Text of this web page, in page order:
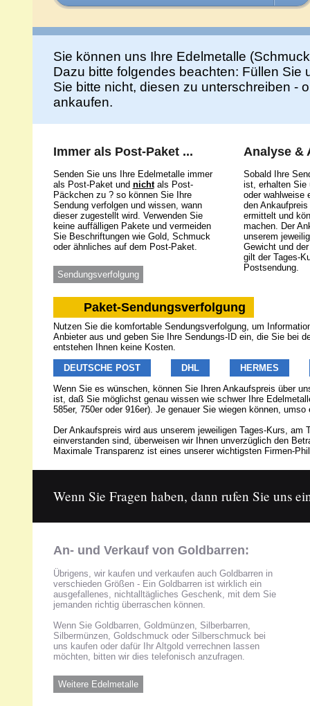
Sie können uns Ihre Edelmetalle
Dazu bitte folgendes beachten: Füllen Sie
Sie bitte nicht, diesen zu unterschreiben -
ankaufen.
Immer als Post-Paket ...
Senden Sie uns Ihre Edelmetalle immer
als Post-Paket und nichtals Post-
Päckchen zu ? so können Sie Ihre
Sendung verfolgen und wissen, wann
dieser zugestellt wird. Verwenden Sie
keine auffälligen Pakete und vermeiden
Sie Beschriftungen wie Gold, Schmuck
oder ähnliches auf dem Post-Paket.
Sendungsverfolgung
Analyse &
Sobald Ihre
ist, erhalten Sie
oder wahlweise
den
ermittelt und
machen. Der
unserem
Gewicht und
gilt der Tages-
Postsendung.
Paket-Sendungsverfolgung
Nutzen Sie die komfortable Sendungsverfolgung, um
Anbieter aus und geben Sie Ihre Sendungs-ID ein, die Sie bei
entstehen Ihnen keine Kosten.
DEUTSCHE POST
DHL
HERMES
Wenn Sie es wünschen, können Sie Ihren Ankaufspreis über
ist, daß Sie möglichst genau wissen wie schwer Ihre
585er, 750er oder 916er). Je genauer Sie wiegen können,
Der Ankaufspreis wird aus unserem jeweiligen Tages-Kurs,
einverstanden sind, überweisen wir Ihnen unverzüglich den
Maximale Transparenz ist eines unserer wichtigsten Firmen-
Wenn Sie Fragen haben, dann rufen Sie uns
An- und Verkauf von Goldbarren:
Übrigens, wir kaufen und verkaufen auch Goldbarren in
verschieden Größen - Ein Goldbarren ist wirklich ein
ausgefallenes, nichtalltägliches Geschenk, mit dem Sie
jemanden richtig überraschen können.
Wenn Sie Goldbarren, Goldmünzen, Silberbarren,
Silbermünzen, Goldschmuck oder Silberschmuck bei
uns kaufen oder dafür Ihr Altgold verrechnen lassen
möchten, bitten wir dies telefonisch anzufragen.
Weitere Edelmetalle